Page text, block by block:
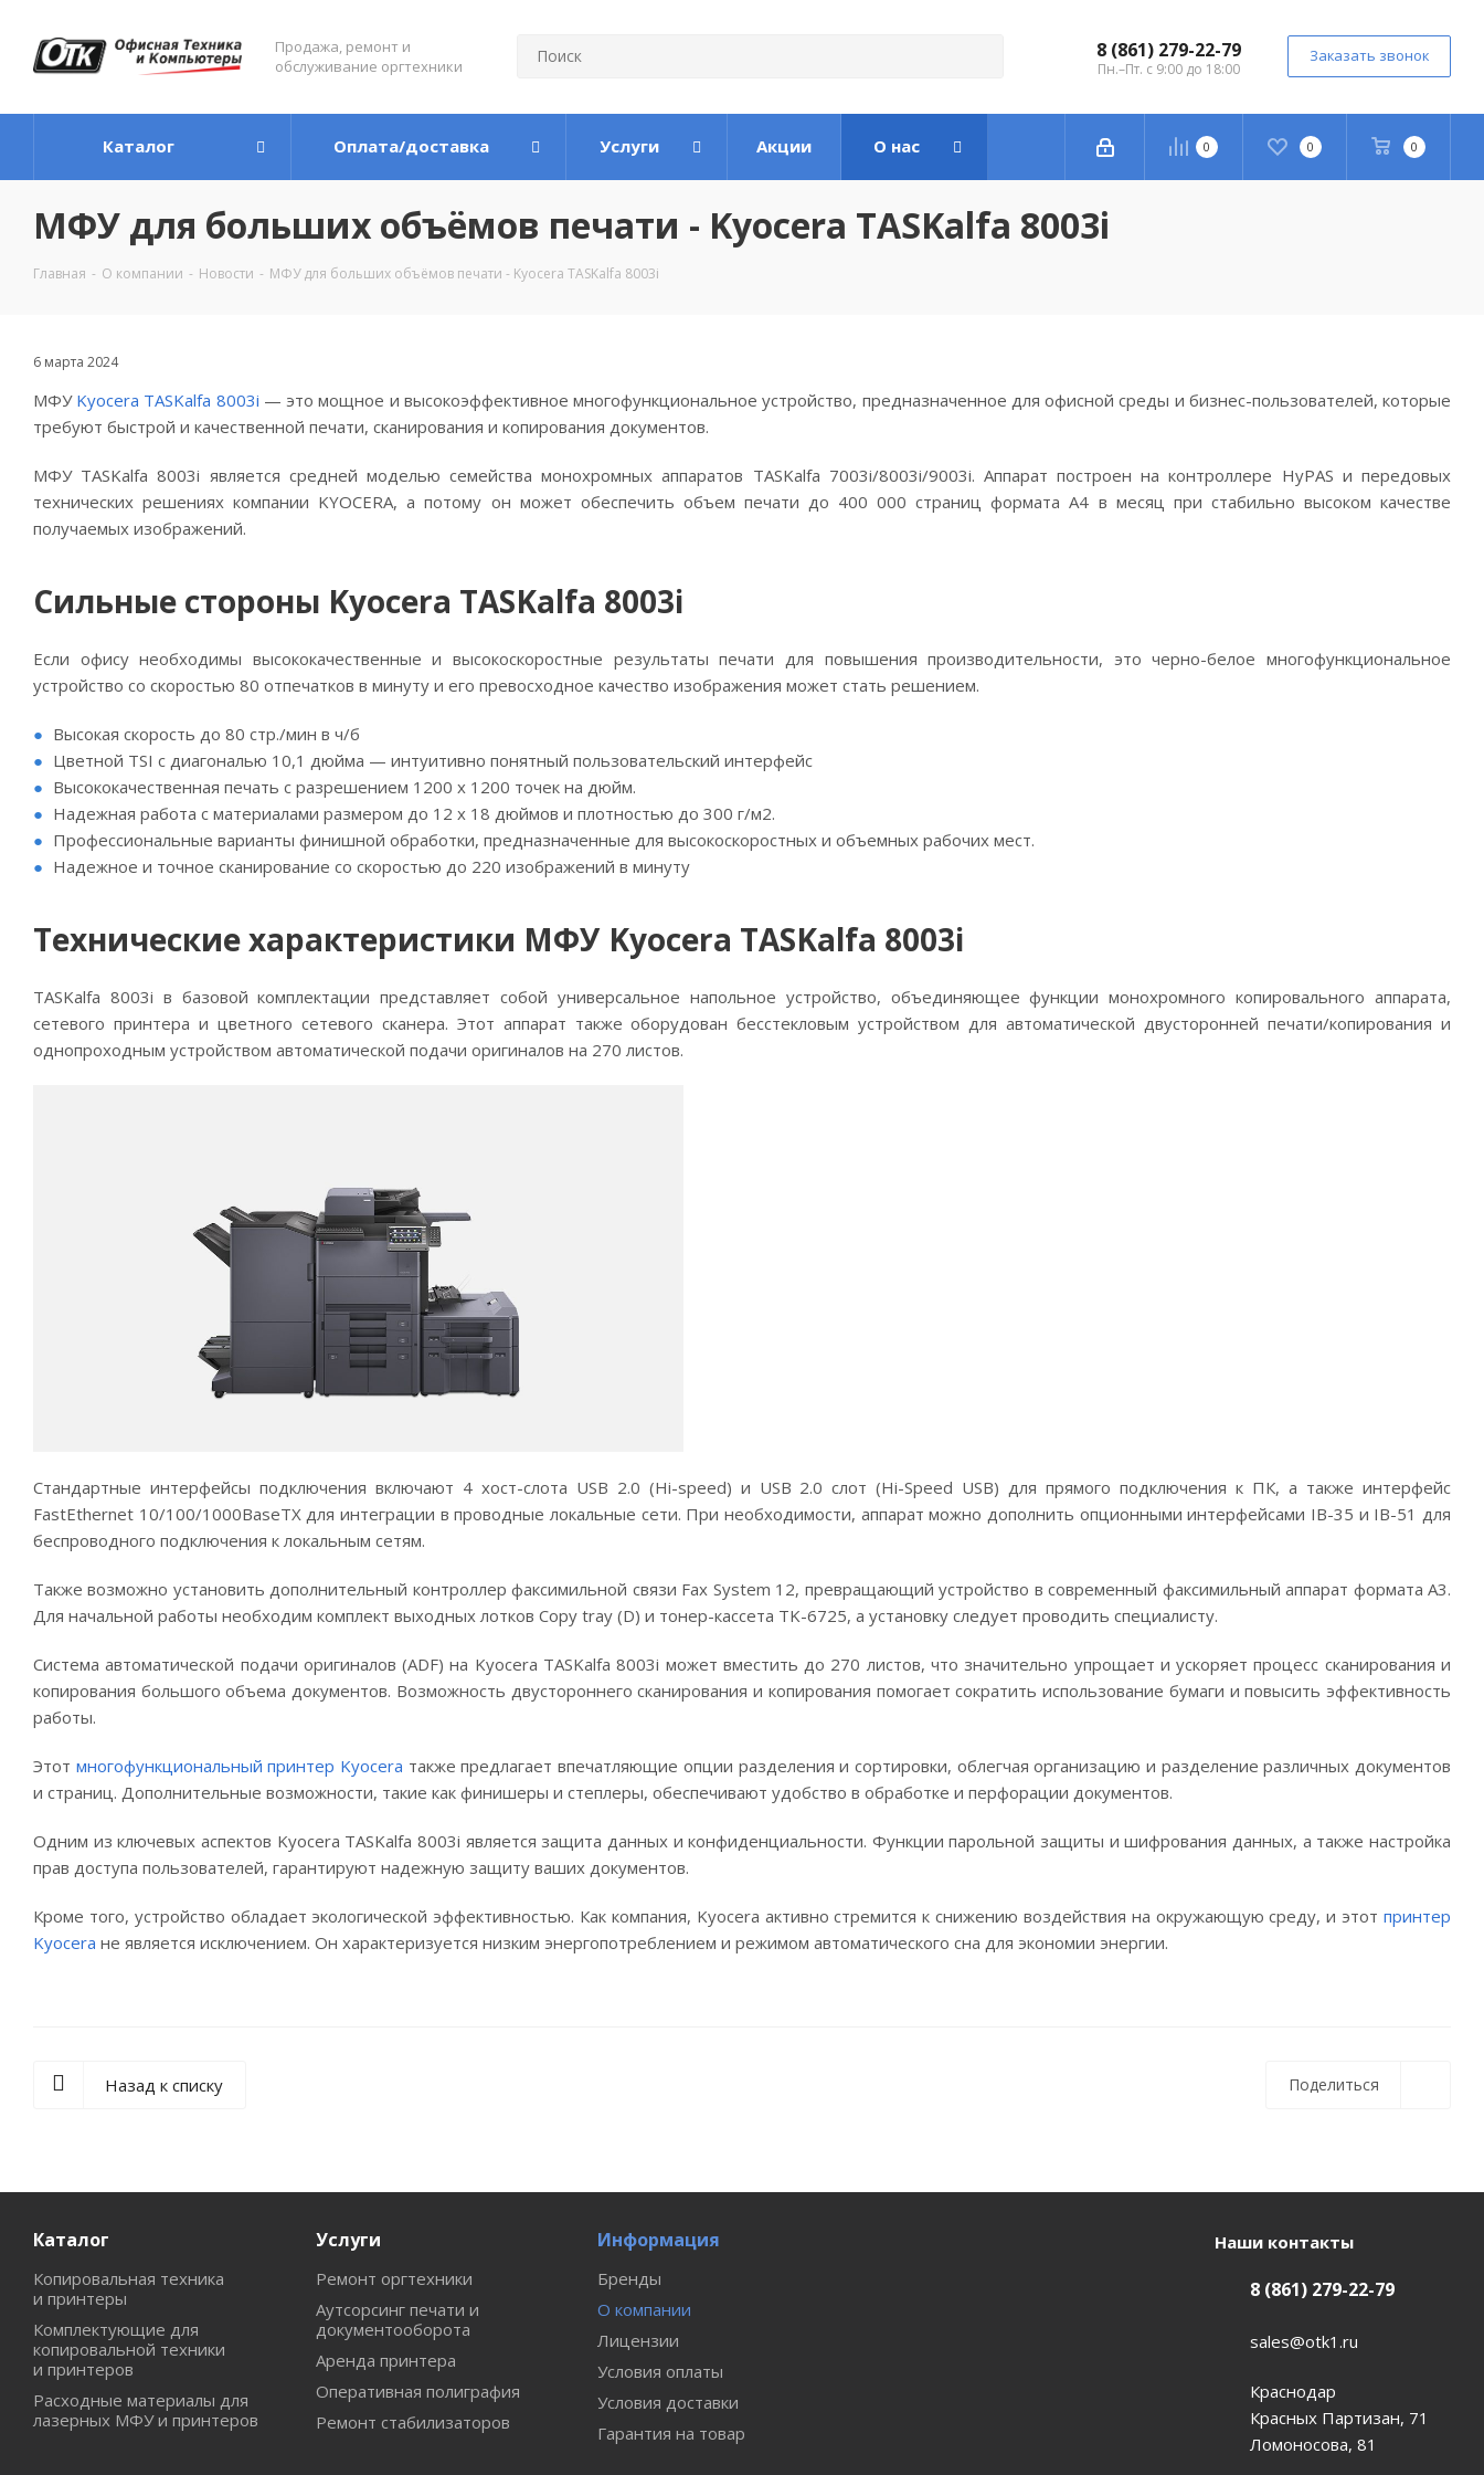
Продажа, ремонт и
обслуживание оргтехники
8 (861) 279-22-79
Пн.–Пт. с 9:00 до 18:00
Заказать звонок
0 0 0
Каталог Оплата/доставка Услуги Акции О нас
МФУ для больших объёмов печати - Kyocera TASKalfa 8003i
Главная - О компании - Новости - МФУ для больших объёмов печати - Kyocera TASKalfa 8003i
6 марта 2024
МФУ Kyocera TASKalfa 8003i — это мощное и высокоэффективное многофункциональное устройство, предназначенное для офисной среды и бизнес-пользователей, которые
требуют быстрой и качественной печати, сканирования и копирования документов.
МФУ TASKalfa 8003i является средней моделью семейства монохромных аппаратов TASKalfa 7003i/8003i/9003i. Аппарат построен на контроллере HyPAS и передовых
технических решениях компании KYOCERA, а потому он может обеспечить объем печати до 400 000 страниц формата A4 в месяц при стабильно высоком качестве
получаемых изображений.
Сильные стороны Kyocera TASKalfa 8003i
Если офису необходимы высококачественные и высокоскоростные результаты печати для повышения производительности, это черно-белое многофункциональное
устройство со скоростью 80 отпечатков в минуту и ​​его превосходное качество изображения может стать решением.
Высокая скорость до 80 стр./мин в ч/б
Цветной TSI с диагональю 10,1 дюйма — интуитивно понятный пользовательский интерфейс
Высококачественная печать с разрешением 1200 x 1200 точек на дюйм.
Надежная работа с материалами размером до 12 x 18 дюймов и плотностью до 300 г/м2.
Профессиональные варианты финишной обработки, предназначенные для высокоскоростных и объемных рабочих мест.
Надежное и точное сканирование со скоростью до 220 изображений в минуту
Технические характеристики МФУ Kyocera TASKalfa 8003i
TASKalfa 8003i в базовой комплектации представляет собой универсальное напольное устройство, объединяющее функции монохромного копировального аппарата,
сетевого принтера и цветного сетевого сканера. Этот аппарат также оборудован бесстекловым устройством для автоматической двусторонней печати/копирования и
однопроходным устройством автоматической подачи оригиналов на 270 листов.
Стандартные интерфейсы подключения включают 4 хост-слота USB 2.0 (Hi-speed) и USB 2.0 слот (Hi-Speed USB) для прямого подключения к ПК, а также интерфейс
FastEthernet 10/100/1000BaseTX для интеграции в проводные локальные сети. При необходимости, аппарат можно дополнить опционными интерфейсами IB-35 и IB-51 для
беспроводного подключения к локальным сетям.
Также возможно установить дополнительный контроллер факсимильной связи Fax System 12, превращающий устройство в современный факсимильный аппарат формата A3.
Для начальной работы необходим комплект выходных лотков Copy tray (D) и тонер-кассета TK-6725, а установку следует проводить специалисту.
Система автоматической подачи оригиналов (ADF) на Kyocera TASKalfa 8003i может вместить до 270 листов, что значительно упрощает и ускоряет процесс сканирования и
копирования большого объема документов. Возможность двустороннего сканирования и копирования помогает сократить использование бумаги и повысить эффективность
работы.
Этот многофункциональный принтер Kyocera также предлагает впечатляющие опции разделения и сортировки, облегчая организацию и разделение различных документов
и страниц. Дополнительные возможности, такие как финишеры и степлеры, обеспечивают удобство в обработке и перфорации документов.
Одним из ключевых аспектов Kyocera TASKalfa 8003i является защита данных и конфиденциальности. Функции парольной защиты и шифрования данных, а также настройка
прав доступа пользователей, гарантируют надежную защиту ваших документов.
Кроме того, устройство обладает экологической эффективностью. Как компания, Kyocera активно стремится к снижению воздействия на окружающую среду, и этот принтер
Kyocera не является исключением. Он характеризуется низким энергопотреблением и режимом автоматического сна для экономии энергии.
Поделиться
Назад к списку
Каталог
Копировальная техника
и принтеры
Комплектующие для
копировальной техники
и принтеров
Расходные материалы для
лазерных МФУ и принтеров
Услуги
Ремонт оргтехники
Аутсорсинг печати и
документооборота
Аренда принтера
Оперативная полиграфия
Ремонт стабилизаторов
Информация
Бренды
О компании
Лицензии
Условия оплаты
Условия доставки
Гарантия на товар
Наши контакты
8 (861) 279-22-79
sales@otk1.ru
Краснодар
Красных Партизан, 71
Ломоносова, 81